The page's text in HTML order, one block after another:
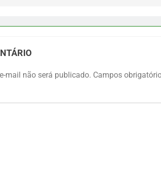
mail não será publicado. Campos